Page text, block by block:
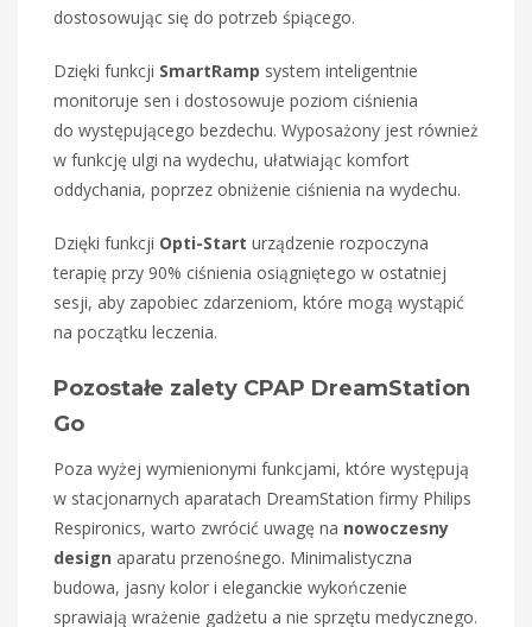
dostosowując się do potrzeb śpiącego.
Dzięki funkcji SmartRamp system inteligentnie
monitoruje sen i dostosowuje poziom ciśnienia
do występującego bezdechu. Wyposażony jest również
w funkcję ulgi na wydechu, ułatwiając komfort
oddychania, poprzez obniżenie ciśnienia na wydechu.
Dzięki funkcji Opti-Start urządzenie rozpoczyna
terapię przy 90% ciśnienia osiągniętego w ostatniej
sesji, aby zapobiec zdarzeniom, które mogą wystąpić
na początku leczenia.
Pozostałe zalety CPAP DreamStation
Go
Poza wyżej wymienionymi funkcjami, które występują
w stacjonarnych aparatach DreamStation firmy Philips
Respironics, warto zwrócić uwagę na nowoczesny
design aparatu przenośnego. Minimalistyczna
budowa, jasny kolor i eleganckie wykończenie
sprawiają wrażenie gadżetu a nie sprzętu medycznego.